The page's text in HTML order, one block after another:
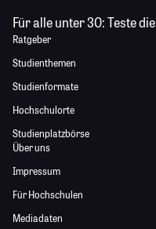
Für alle unter 30:Teste die
Ratgeber
Studienthemen
Studienformate
Hochschulorte
Studienplatzbörse
Über uns
Impressum
Für Hochschulen
Mediadaten